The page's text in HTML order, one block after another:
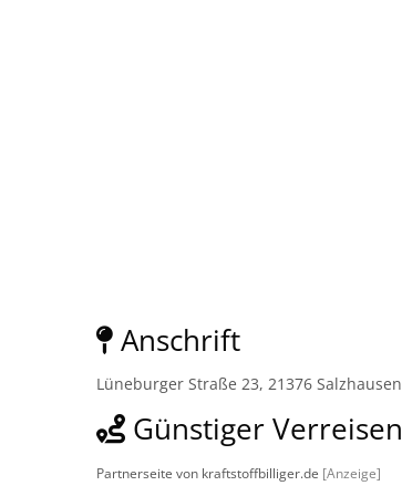
Anschrift
Lüneburger Straße 23, 21376 Salzhausen
Günstiger Verreisen
Partnerseite von kraftstoffbilliger.de [Anzeige]